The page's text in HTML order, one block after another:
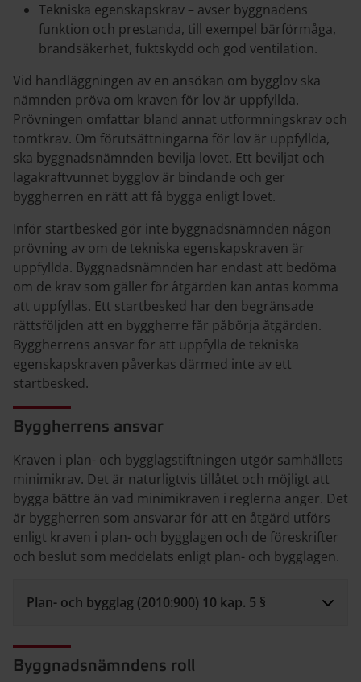
Tekniska egenskapskrav – avser byggnadens
funktion och prestanda, till exempel bärförmåga,
brandsäkerhet, fuktskydd och god ventilation.
Vid handläggningen av en ansökan om bygglov ska
nämnden pröva om kraven för lov är uppfyllda.
Prövningen omfattar bland annat utformningskrav och
tomtkrav. Om förutsättningarna för lov är uppfyllda,
ska byggnadsnämnden bevilja lovet. Ett beviljat och
lagakraftvunnet bygglov är bindande och ger
byggherren en rätt att få bygga enligt lovet.
Inför startbesked gör inte byggnadsnämnden någon
prövning av om de tekniska egenskapskraven är
uppfyllda. Byggnadsnämnden har endast att bedöma
om de krav som gäller för åtgärden kan antas komma
att uppfyllas. Ett startbesked har den begränsade
rättsföljden att en byggherre får påbörja åtgärden.
Byggherrens ansvar för att uppfylla de tekniska
egenskapskraven påverkas därmed inte av ett
startbesked.
Byggherrens ansvar
Kraven i plan- och bygglagstiftningen utgör samhällets
minimikrav. Det är naturligtvis tillåtet och möjligt att
bygga bättre än vad minimikraven i reglerna anger. Det
är byggherren som ansvarar för att en åtgärd utförs
enligt kraven i plan- och bygglagen och de föreskrifter
och beslut som meddelats enligt plan- och bygglagen.
Plan- och bygglag (2010:900) 10 kap. 5 §
Byggnadsnämndens roll